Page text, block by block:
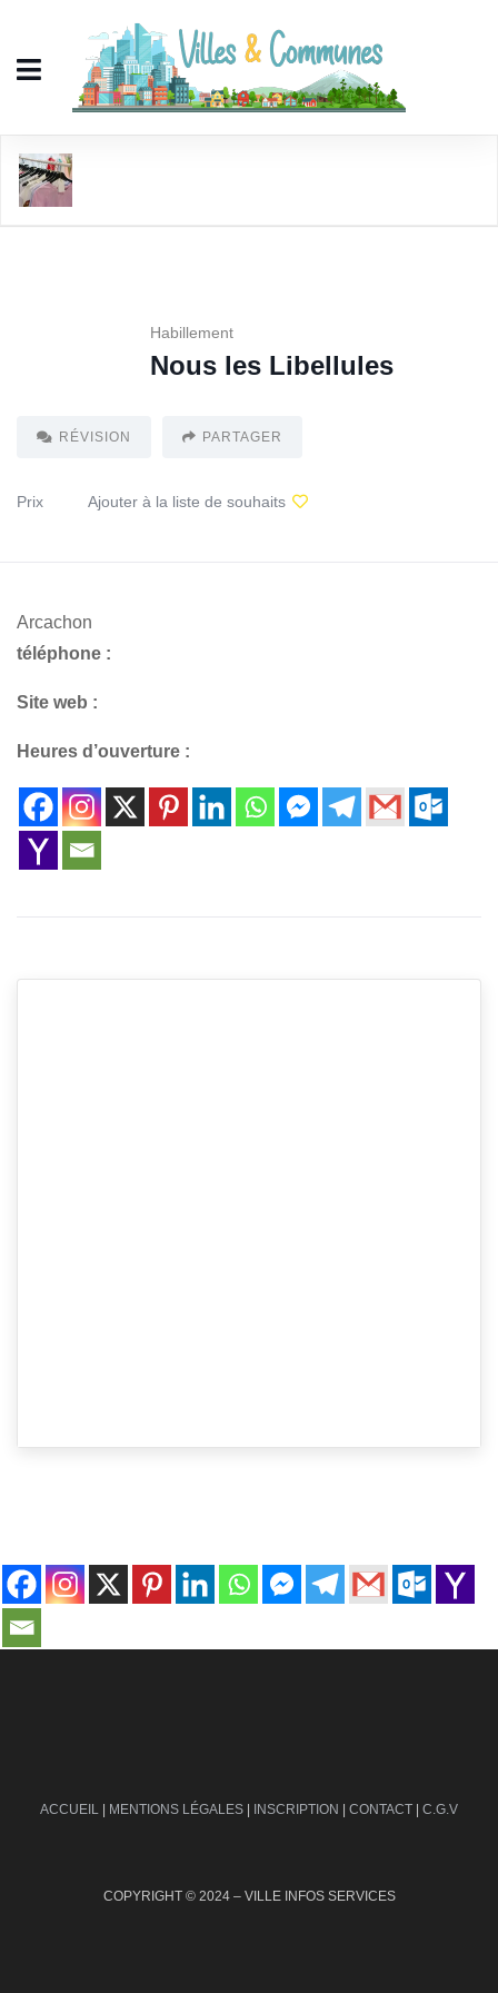
Habillement
Nous les Libellules
RÉVISION PARTAGER
Prix Ajouter à la liste de souhaits
Arcachon
téléphone :
Site web :
Heures d’ouverture :
ACCUEIL | MENTIONS LÉGALES | INSCRIPTION | CONTACT | C.G.V
COPYRIGHT © 2024 – VILLE INFOS SERVICES